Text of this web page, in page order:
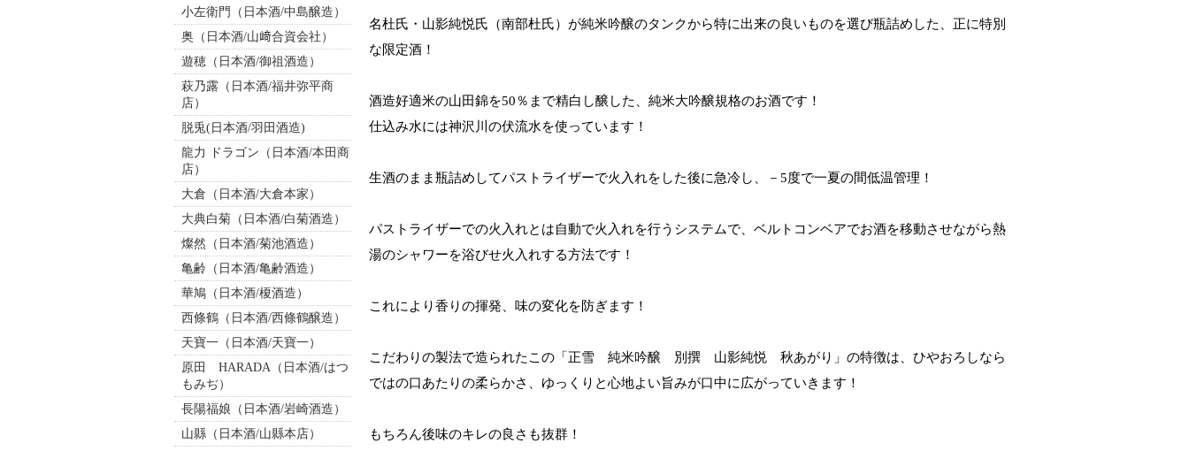
小左衛門（日本酒/中島醸造）
奥（日本酒/山﨑合資会社）
遊穂（日本酒/御祖酒造）
萩乃露（日本酒/福井弥平商
店）
脱兎(日本酒/羽田酒造)
龍力 ドラゴン（日本酒/本田商
店）
大倉（日本酒/大倉本家）
大典白菊（日本酒/白菊酒造）
燦然（日本酒/菊池酒造）
亀齢（日本酒/亀齢酒造）
華鳩（日本酒/榎酒造）
西條鶴（日本酒/西條鶴醸造）
天寶一（日本酒/天寶一）
原田 HARADA（日本酒/はつ
もみぢ）
長陽福娘（日本酒/岩崎酒造）
山縣（日本酒/山縣本店）
名杜氏・山影純悦氏（南部杜氏）が純米吟醸のタンクから特に出来の良いものを選び瓶詰めした、正に特別
な限定酒！
酒造好適米の山田錦を50％まで精白し醸した、純米大吟醸規格のお酒です！
仕込み水には神沢川の伏流水を使っています！
生酒のまま瓶詰めしてパストライザーで火入れをした後に急冷し、－5度で一夏の間低温管理！
パストライザーでの火入れとは自動で火入れを行うシステムで、ベルトコンベアでお酒を移動させながら熱
湯のシャワーを浴びせ火入れする方法です！
これにより香りの揮発、味の変化を防ぎます！
こだわりの製法で造られたこの「正雪 純米吟醸 別撰 山影純悦 秋あがり」の特徴は、ひやおろしなら
ではの口あたりの柔らかさ、ゆっくりと心地よい旨みが口中に広がっていきます！
もちろん後味のキレの良さも抜群！